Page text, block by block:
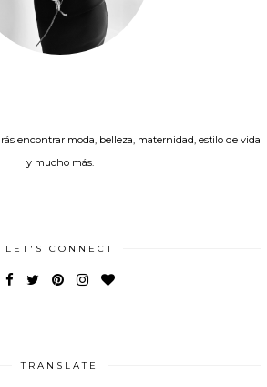
encontrar moda, belleza, maternidad, estilo de vida
y mucho más.
LET'S CONNECT
TRANSLATE